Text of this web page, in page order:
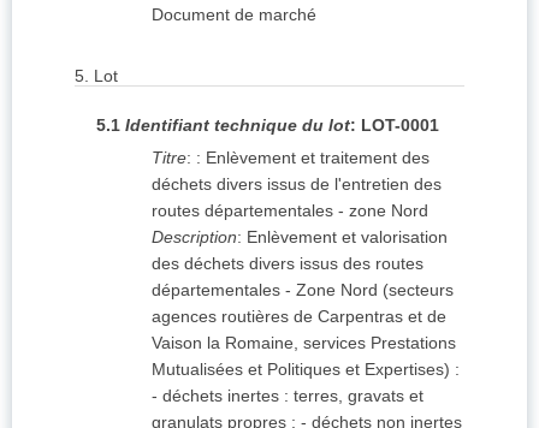
Document de marché
5. Lot
5.1 Identifiant technique du lot: LOT-0001
Titre: : Enlèvement et traitement des
déchets divers issus de l'entretien des
routes départementales - zone Nord
Description: Enlèvement et valorisation
des déchets divers issus des routes
départementales - Zone Nord (secteurs
agences routières de Carpentras et de
Vaison la Romaine, services Prestations
Mutualisées et Politiques et Expertises) :
- déchets inertes : terres, gravats et
granulats propres ; - déchets non inertes